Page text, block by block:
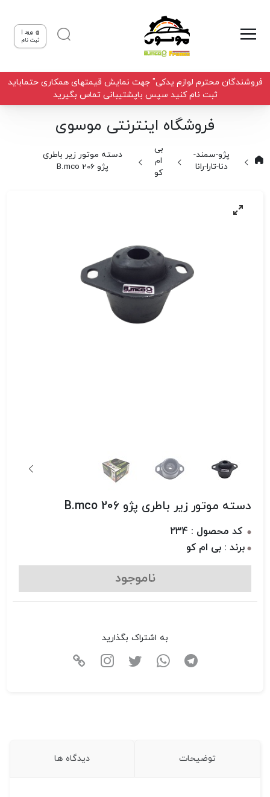
ورود |
ثبت نام
فروشندگان محترم لوازم یدکی" جهت نمایش قیمتهای همکاری حتماباید
ثبت نام کنید سپس باپشتیبانی تماس بگیرید
فروشگاه اینترنتی موسوی
پژو-سمند-
دنا-تارا-رانا
بی
ام
کو
دسته موتور زیر باطری
پژو 206 B.mco
دسته موتور زیر باطری پژو 206 B.mco
کد محصول : 234
برند : بی ام کو
ناموجود
به اشتراک بگذارید
توضیحات دیدگاه ها